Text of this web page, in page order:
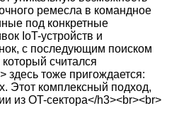
ремесла в командное
под конкретные
IoT-устройств и
с последующим поиском
считался
тоже пригождается:
Этот комплексный подход,
из OT-сектора</h3><br><br>